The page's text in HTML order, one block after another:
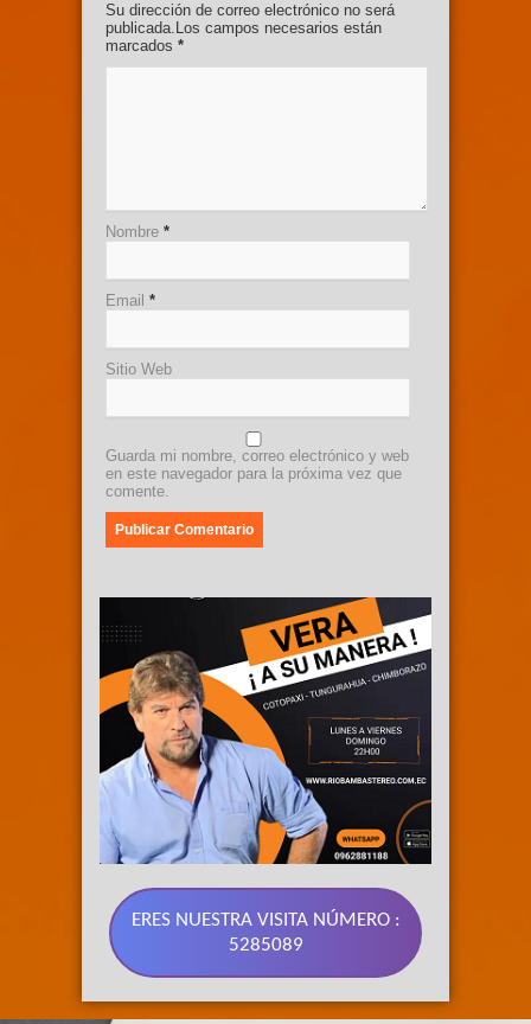
Su dirección de correo electrónico no será
publicada.Los campos necesarios están
marcados *
Nombre *
Email *
Sitio Web
Guarda mi nombre, correo electrónico y web
en este navegador para la próxima vez que
comente.
ERES NUESTRA VISITA NÚMERO :
5285089